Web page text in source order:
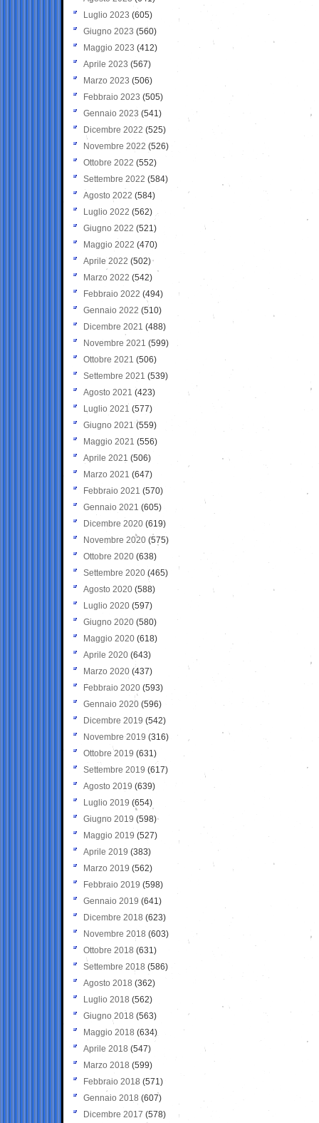
Luglio 2023 (605)
Giugno 2023 (560)
Maggio 2023 (412)
Aprile 2023 (567)
Marzo 2023 (506)
Febbraio 2023 (505)
Gennaio 2023 (541)
Dicembre 2022 (525)
Novembre 2022 (526)
Ottobre 2022 (552)
Settembre 2022 (584)
Agosto 2022 (584)
Luglio 2022 (562)
Giugno 2022 (521)
Maggio 2022 (470)
Aprile 2022 (502)
Marzo 2022 (542)
Febbraio 2022 (494)
Gennaio 2022 (510)
Dicembre 2021 (488)
Novembre 2021 (599)
Ottobre 2021 (506)
Settembre 2021 (539)
Agosto 2021 (423)
Luglio 2021 (577)
Giugno 2021(559)
Maggio 2021 (556)
Aprile 2021 (506)
Marzo 2021 (647)
Febbraio 2021 (570)
Gennaio 2021 (605)
Dicembre 2020 (619)
Novembre 2020 (575)
Ottobre 2020 (638)
Settembre 2020(465)
Agosto 2020 (588)
Luglio 2020 (597)
Giugno 2020 (580)
Maggio 2020 (618)
Aprile 2020 (643)
Marzo 2020 (437)
Febbraio 2020 (593)
Gennaio 2020 (596)
Dicembre 2019 (542)
Novembre 2019 (316)
Ottobre 2019 (631)
Settembre 2019 (617)
Agosto 2019 (639)
Luglio 2019 (654)
Giugno 2019 (598)
Maggio 2019 (527)
Aprile 2019 (383)
Marzo 2019 (562)
Febbraio 2019 (598)
Gennaio 2019 (641)
Dicembre 2018 (623)
Novembre 2018 (603)
Ottobre 2018 (631)
Settembre 2018 (586)
Agosto 2018 (362)
Luglio 2018 (562)
Giugno 2018 (563)
Maggio 2018 (634)
Aprile 2018 (547)
Marzo 2018 (599)
Febbraio 2018 (571)
Gennaio 2018 (607)
Dicembre 2017 (578)